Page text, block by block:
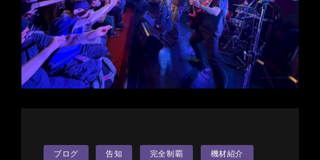
了
カ
ブログ 告知 完全制覇 機材紹介